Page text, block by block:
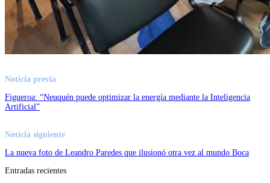
Noticia previa
Figueroa: “Neuquén puede optimizar la energía mediante la Inteligencia
Artificial”
Noticia siguiente
La nueva foto de Leandro Paredes que ilusionó otra vez al mundo Boca
Entradas recientes